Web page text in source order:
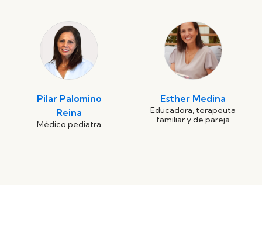
Pilar Palomino
Reina
Médico pediatra
Esther Medina
Educadora, terapeuta
familiar y de pareja